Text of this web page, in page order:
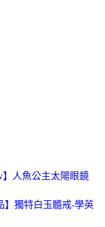
】人魚公主太陽眼鏡
】獨特白玉髓戒-學英